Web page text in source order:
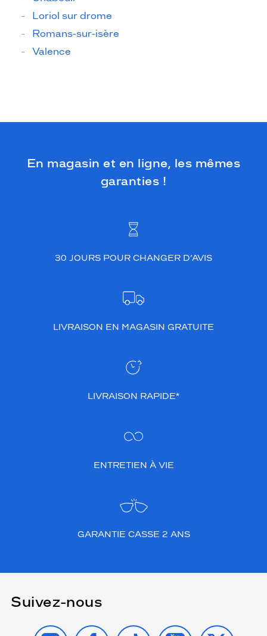
Loriol sur drome
Romans-sur-isère
Valence
En magasin et en ligne, les mêmes
garanties !
30 JOURS POUR CHANGER D’AVIS
LIVRAISON EN MAGASIN GRATUITE
LIVRAISON RAPIDE*
ENTRETIEN À VIE
GARANTIE CASSE 2 ANS
Suivez-nous
INSTAGRAMFACEBOOK
TIKTOK YOUTUBE
X